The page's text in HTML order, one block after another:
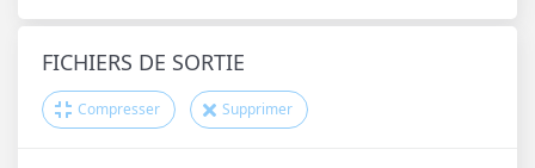
FICHIERS DE SORTIE
Compresser Supprimer